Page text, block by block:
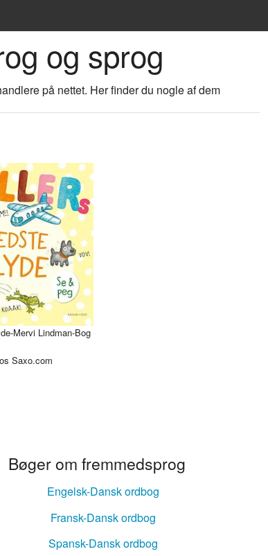
og sprog
på nettet. Her finder du nogle af dem
Mervi Lindman-Bog
Saxo.com
Bøger om fremmedsprog
Engelsk-Dansk ordbog
Fransk-Dansk ordbog
Spansk-Dansk ordbog